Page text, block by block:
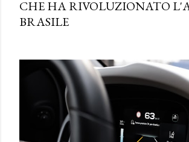
CHE HA RIVOLUZIONATO
BRASILE